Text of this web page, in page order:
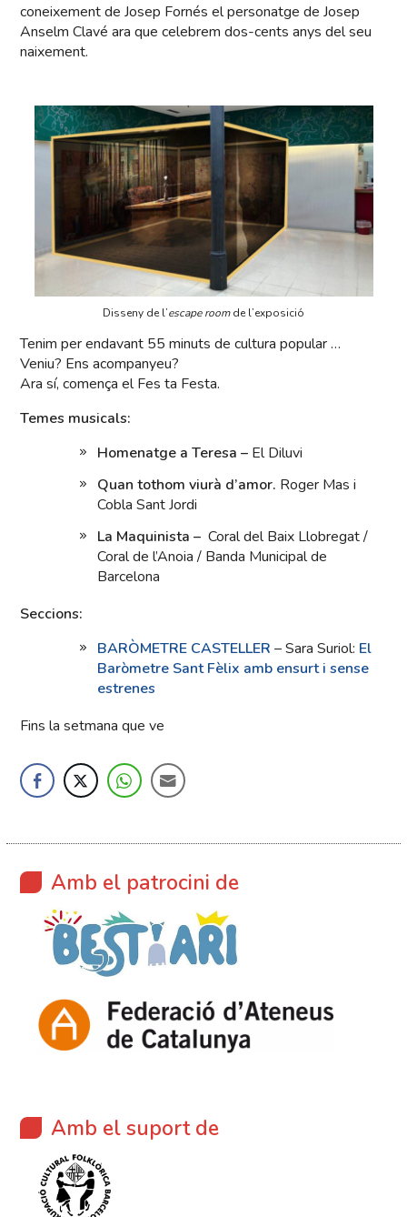
coneixement de Josep Fornés el personatge de Josep
Anselm Clavé ara que celebrem dos-cents anys del seu
naixement.
Disseny de l’escape roomde l’exposició
Tenim per endavant 55 minuts de cultura popular …
Veniu? Ens acompanyeu?
Ara sí, comença el Fes ta Festa.
Temes musicals:
Homenatge a Teresa – El Diluvi
Quan tothom viurà d’amor. Roger Mas i
Cobla Sant Jordi
La Maquinista – Coral del Baix Llobregat /
Coral de l’Anoia / Banda Municipal de
Barcelona
Seccions:
BARÒMETRE CASTELLER – Sara Suriol: El
Baròmetre Sant Fèlix amb ensurt i sense
estrenes
Fins la setmana que ve
Amb el patrocini de
Amb el suport de